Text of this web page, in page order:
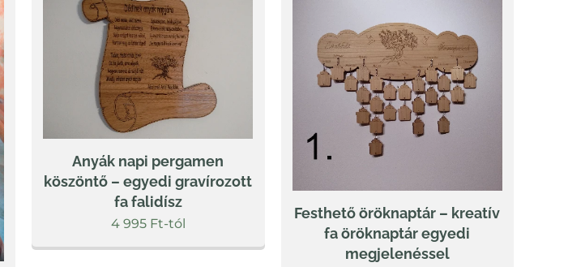
Anyák napi pergamen
köszöntő – egyedi gravírozott
fa falidísz
4 995Ft-tól
Festhető öröknaptár – kreatív
fa öröknaptár egyedi
megjelenéssel